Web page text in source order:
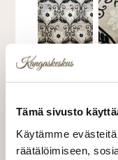
Tämä sivusto
Käytämme
räätälöimiseen,
Palan koko
väri beige